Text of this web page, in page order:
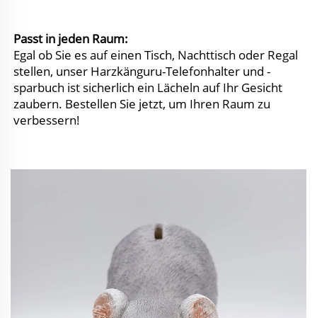
Passt in jeden Raum:
Egal ob Sie es auf einen Tisch, Nachttisch oder Regal
stellen, unser Harzkänguru-Telefonhalter und -
sparbuch ist sicherlich ein Lächeln auf Ihr Gesicht
zaubern. Bestellen Sie jetzt, um Ihren Raum zu
verbessern!